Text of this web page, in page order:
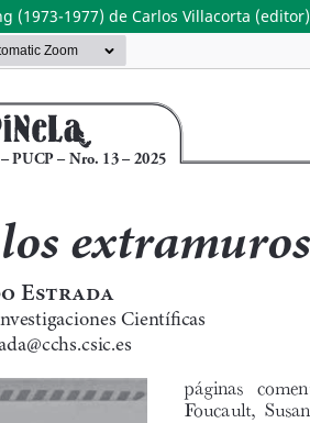
(1973-1977) de Carlos Villacorta (editor)